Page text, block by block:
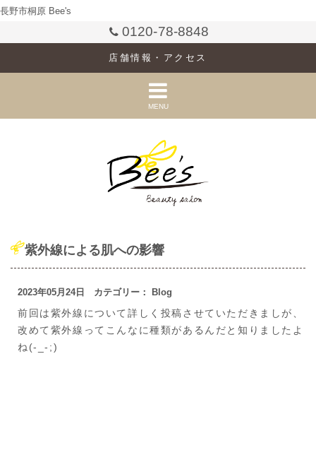
長野市桐原 Bee's
0120-78-8848
店舗情報・アクセス
MENU
紫外線による肌への影響
2023年05月24日 カテゴリー： Blog
前回は紫外線について詳しく投稿させていただきましが、
改めて紫外線ってこんなに種類があるんだと知りましたよ
ね(-_-;)